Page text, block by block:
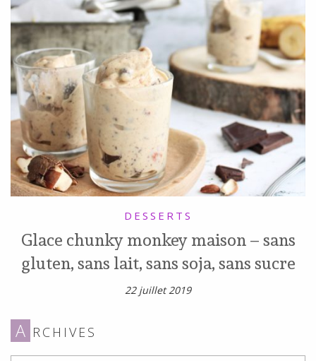
DESSERTS
Glace chunky monkey maison – sans
gluten, sans lait, sans soja, sans sucre
22 juillet 2019
A RCHIVES